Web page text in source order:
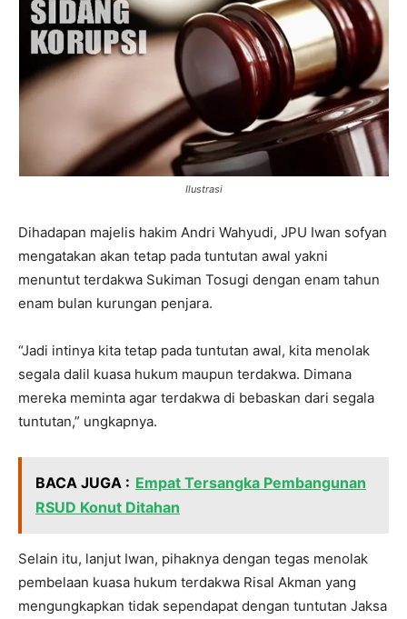
Ilustrasi
Dihadapan majelis hakim Andri Wahyudi, JPU Iwan sofyan
mengatakan akan tetap pada tuntutan awal yakni
menuntut terdakwa Sukiman Tosugi dengan enam tahun
enam bulan kurungan penjara.
“Jadi intinya kita tetap pada tuntutan awal, kita menolak
segala dalil kuasa hukum maupun terdakwa. Dimana
mereka meminta agar terdakwa di bebaskan dari segala
tuntutan,” ungkapnya.
BACA JUGA : Empat Tersangka Pembangunan
RSUD Konut Ditahan
Selain itu, lanjut Iwan, pihaknya dengan tegas menolak
pembelaan kuasa hukum terdakwa Risal Akman yang
mengungkapkan tidak sependapat dengan tuntutan Jaksa